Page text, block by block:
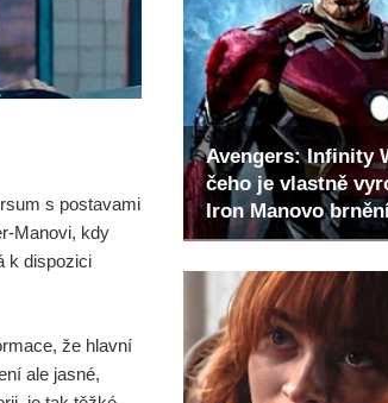
Avengers: Infinity
čeho je vlastně
Iron Manovo
s postavami
Manovi, kdy
k dispozici
že hlavní
ale jasné,